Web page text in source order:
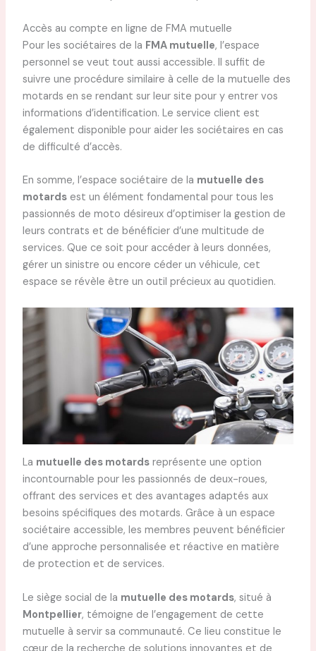
Accès au compte en ligne de FMA mutuelle
Pour les sociétaires de la FMA mutuelle, l’espace
personnel se veut tout aussi accessible. Il suffit de
suivre une procédure similaire à celle de la mutuelle des
motards en se rendant sur leur site pour y entrer vos
informations d’identification. Le service client est
également disponible pour aider les sociétaires en cas
de difficulté d’accès.
En somme, l’espace sociétaire de la mutuelle des
motardsest un élément fondamental pour tous les
passionnés de moto désireux d’optimiser la gestion de
leurs contrats et de bénéficier d’une multitude de
services. Que ce soit pour accéder à leurs données,
gérer un sinistre ou encore céder un véhicule, cet
espace se révèle être un outil précieux au quotidien.
La mutuelle des motardsreprésente une option
incontournable pour les passionnés de deux-roues,
offrant des services et des avantages adaptés aux
besoins spécifiques des motards. Grâce à un espace
sociétaire accessible, les membres peuvent bénéficier
d’une approche personnalisée et réactive en matière
de protection et de services.
Le siège social de la mutuelle des motards, situé à
Montpellier, témoigne de l’engagement de cette
mutuelle à servir sa communauté. Ce lieu constitue le
cœur de la recherche de solutions innovantes et de